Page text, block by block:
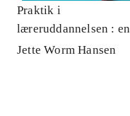
Praktik i
læreruddannelsen : en
brugsbog for
Jette Worm Hansen